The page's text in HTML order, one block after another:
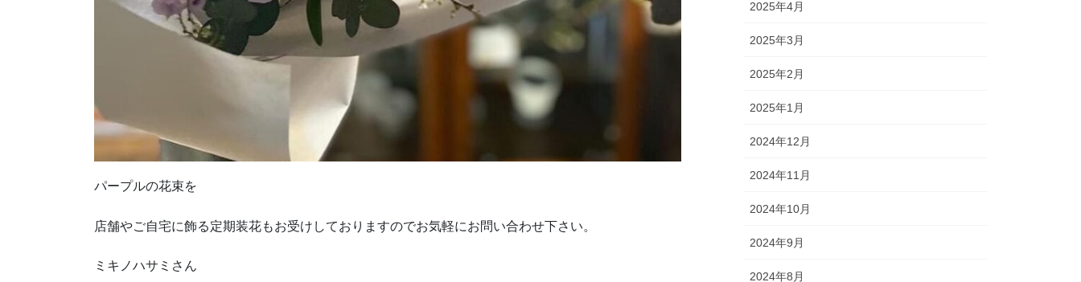
パープルの花束を
店舗やご自宅に飾る定期装花もお受けしておりますのでお気軽にお問い合わせ下さい。
ミキノハサミさん
2025年4月
2025年3月
2025年2月
2025年1月
2024年12月
2024年11月
2024年10月
2024年9月
2024年8月